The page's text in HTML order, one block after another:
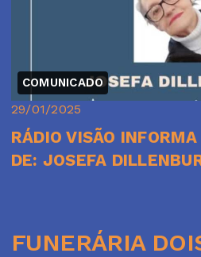
COMUNICADO
29/01/2025
RÁDIO VISÃO
DE: JOSEFA
FUNERÁRIA